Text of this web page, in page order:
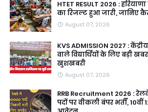
HTET RESULT 2026 : हरियाणा
का रिजल्ट हुआ जारी, जानिए
August 07, 2026
KVS ADMISSION 2027 :
वाले विद्यार्थियों के लिए बड़ी
खुशखबरी
August 07, 2026
RRB Recruitment 2026 :
पदों पर वीकली बंपर भर्ती,